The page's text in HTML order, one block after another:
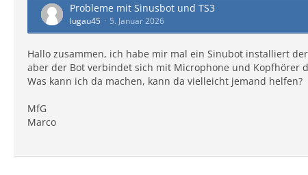
Probleme mit Sinusbot und TS3
lugau45 5. Januar 2026
Hallo zusammen, ich habe mir mal ein Sinubot installiert
aber der Bot verbindet sich mit Microphone und Kopfhörer
Was kann ich da machen, kann da vielleicht jemand helfen?
MfG
Marco